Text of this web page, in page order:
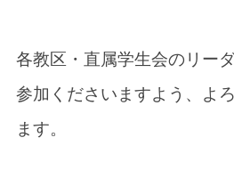
各教区・直属学生会のリー
参加くださいますよう、よ
ます。